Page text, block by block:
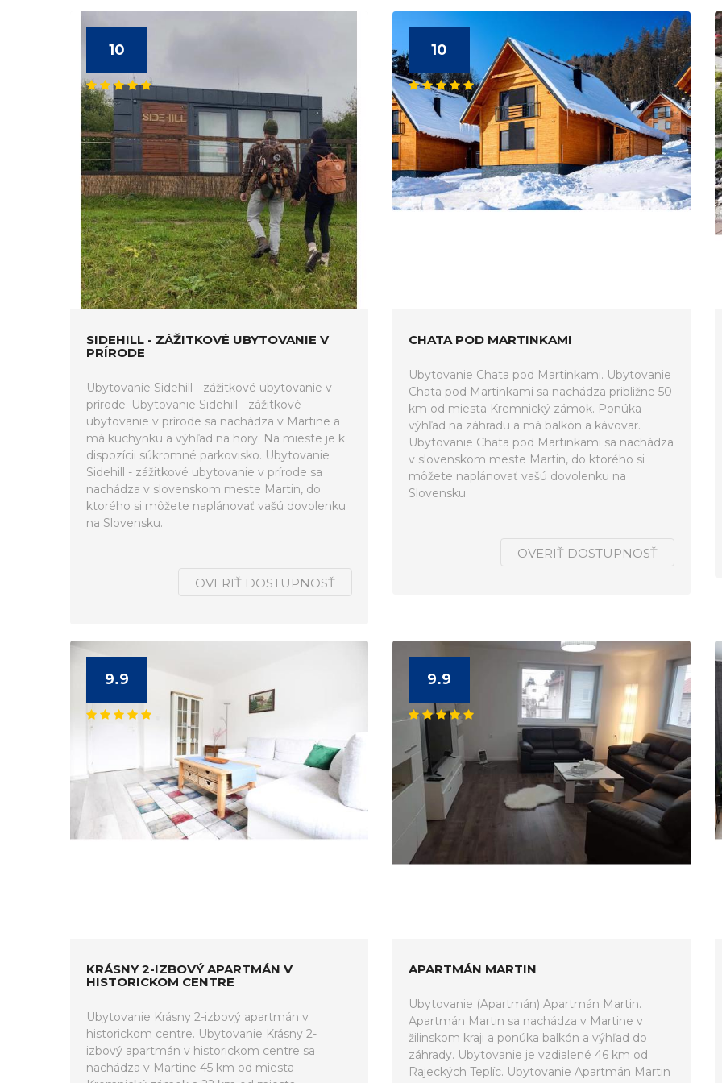
10
SIDEHILL - ZÁŽITKOVÉ UBYTOVANIE V
PRÍRODE
Ubytovanie Sidehill - zážitkové ubytovanie v
prírode. Ubytovanie Sidehill - zážitkové
ubytovanie v prírode sa nachádza v Martine a
má kuchynku a výhľad na hory. Na mieste je k
dispozícii súkromné parkovisko. Ubytovanie
Sidehill - zážitkové ubytovanie v prírode sa
nachádza v slovenskom meste Martin, do
ktorého si môžete naplánovať vašú dovolenku
na Slovensku.
OVERIŤ DOSTUPNOSŤ
10
CHATA POD MARTINKAMI
Ubytovanie Chata pod Martinkami. Ubytovanie
Chata pod Martinkami sa nachádza približne 50
km od miesta Kremnický zámok. Ponúka
výhľad na záhradu a má balkón a kávovar.
Ubytovanie Chata pod Martinkami sa nachádza
v slovenskom meste Martin, do ktorého si
môžete naplánovať vašú dovolenku na
Slovensku.
OVERIŤ DOSTUPNOSŤ
9.9
KRÁSNY 2-IZBOVÝ APARTMÁN V
HISTORICKOM CENTRE
Ubytovanie Krásny 2-izbový apartmán v
historickom centre. Ubytovanie Krásny 2-
izbový apartmán v historickom centre sa
nachádza v Martine 45 km od miesta
9.9
APARTMÁN MARTIN
Ubytovanie (Apartmán) Apartmán Martin.
Apartmán Martin sa nachádza v Martine v
žilinskom kraji a ponúka balkón a výhľad do
záhrady. Ubytovanie je vzdialené 46 km od
Rajeckých Teplíc. Ubytovanie Apartmán Martin